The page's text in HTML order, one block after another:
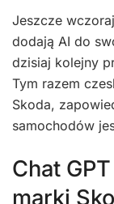
Jeszcze
dodają AI do
dzisiaj kolejny
Tym razem
Skoda,
samochodów
Chat
marki